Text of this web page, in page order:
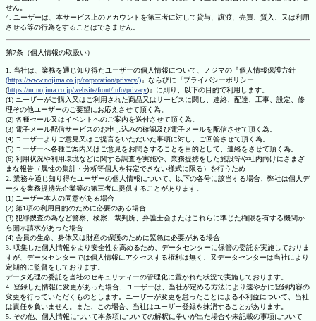
せん。
4. ユーザーは、本サービス上のアカウントを第三者に対して貸与、譲渡、売買、質入、又は利用
させる等の行為をすることはできません。
第7条（個人情報の取扱い）
1. 当社は、業務を通じ知り得たユーザーの個人情報について、ノジマの『個人情報保護方針
(https://www.nojima.co.jp/corporation/privacy/)』ならびに『プライバシーポリシー
(https://m.nojima.co.jp/website/front/info/privacy)』に則り、以下の目的で利用します。
(1) ユーザーがご購入又はご利用された商品又はサービスに関し、連絡、配達、工事、設定、修
理その他ユーザーのご要望にお応えさせて頂く為。
(2) 各種セール又はイベントへのご案内を送付させて頂く為。
(3) 電子メール配信サービスのお申し込みの確認及び電子メールを配信させて頂く為。
(4) ユーザーよりご意見又はご提言をいただいた事項に対し、ご回答させて頂く為。
(5) ユーザーへ各種ご案内又はご意見をお聞きすることを目的として、連絡をさせて頂く為。
(6) 利用状況や利用環境などに関する調査を実施や、業務提携をした施設等や社内向けにさまざ
まな報告（属性の集計・分析等個人を特定できない様式に限る）を行うため
2. 業務を通じ知り得たユーザーの個人情報について、以下の各号に該当する場合、弊社は個人デ
ータを業務提携先企業等の第三者に提供することがあります。
(1) ユーザー本人の同意がある場合
(2) 第1項の利用目的のために必要のある場合
(3) 犯罪捜査の為など警察、検察、裁判所、弁護士会またはこれらに準じた権限を有する機関か
ら開示請求があった場合
(4) 会員の生命、身体又は財産の保護のために緊急に必要がある場合
3. 収集した個人情報をより安全性を高めるため、データセンターに保管の委託を実施しておりま
すが、データセンターでは個人情報にアクセスする権利は無く、又データセンターは当社により
定期的に監督をしております。
データ処理の委託を当社のセキュリティーの管理化に置かれた状況で実施しております。
4. 登録した情報に変更があった場合、ユーザーは、当社が定める方法により速やかに登録内容の
変更を行っていただくものとします。ユーザーが変更を怠ったことによる不利益について、当社
は責任を負いません。また、この場合、当社はユーザー登録を抹消することがあります。
5. その他、個人情報について本条項についての解釈に争いが出た場合や未記載の事項について